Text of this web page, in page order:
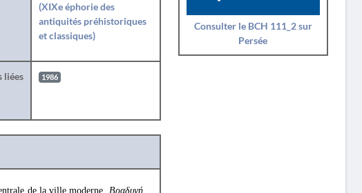
(XIXe éphorie des
antiquités préhistoriques
et classiques)
liées 1986
de la ville moderne. Βραδυνή,
Consulter le BCH 111_2 sur
Persée